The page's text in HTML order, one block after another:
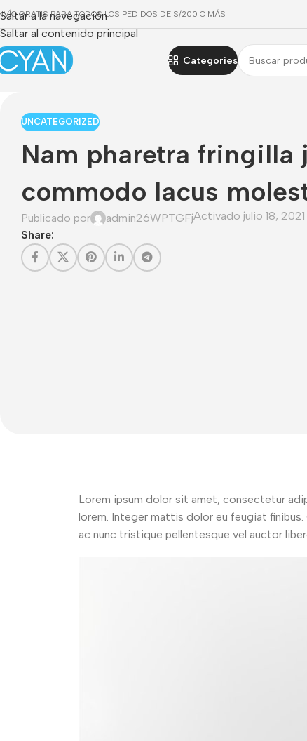
Saltar a la navegación
Saltar al contenido principal
GRATIS PARA TODOS LOS PEDIDOS DE S/200 O MÁS
Categories
Smartphones
Samsung
UNCATEGORIZED
Nam pharetra fringilla
commodo lacus
Publicado por admin26WPTGFjActivado julio 18, 2021
Share:
Lorem ipsum dolor sit amet, consectetur
lorem. Integer mattis dolor eu feugiat
ac nunc tristique pellentesque vel auctor